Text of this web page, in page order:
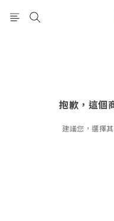
抱歉，這個
建議您，選擇